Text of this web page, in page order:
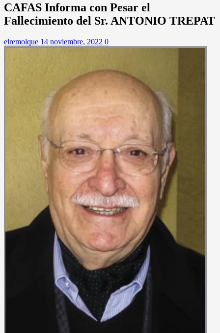
CAFAS Informa con Pesar el
Fallecimiento del Sr. ANTONIO TREPAT
elremolque 14 noviembre, 2022 0